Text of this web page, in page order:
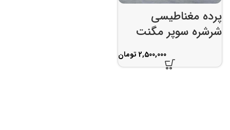
پرده مغناطیسی
شرشره سوپر مگنت
تومان